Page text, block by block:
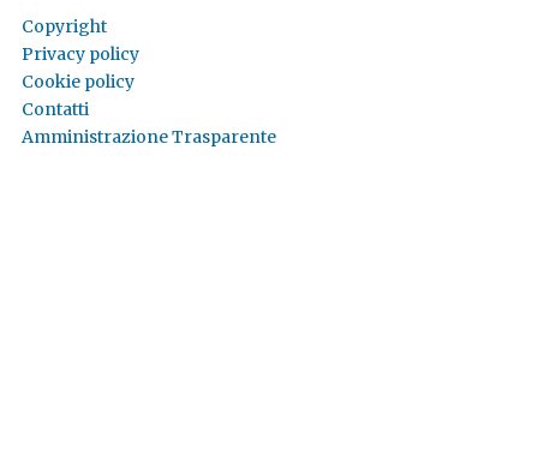
Copyright
Privacy policy
Cookie policy
Contatti
Amministrazione Trasparente